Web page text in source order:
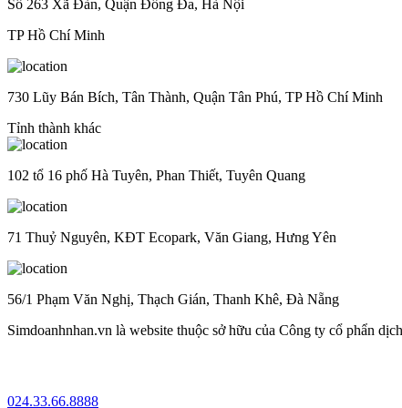
Số 263 Xã Đàn, Quận Đống Đa, Hà Nội
TP Hồ Chí Minh
730 Lũy Bán Bích, Tân Thành, Quận Tân Phú, TP Hồ Chí Minh
Tỉnh thành khác
102 tổ 16 phố Hà Tuyên, Phan Thiết, Tuyên Quang
71 Thuỷ Nguyên, KĐT Ecopark, Văn Giang, Hưng Yên
56/1 Phạm Văn Nghị, Thạch Gián, Thanh Khê, Đà Nẵng
Simdoanhnhan.vn là website thuộc sở hữu của Công ty cổ phẩn
024.33.66.8888